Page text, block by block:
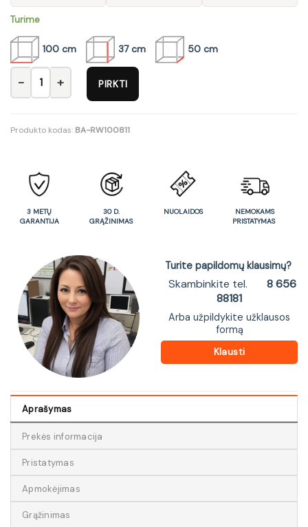
Turime
100 cm 37 cm 50 cm
produkto kiekis: TV staliukas Fever
PIRKTI
Produkto kodas: BA-RW100811
3 METŲ
GARANTIJA
30 D.
GRĄŽINIMAS
NUOLAIDOS
NEMOKAMS
PRISTATYMAS
Turite papildomų klausimų?
Skambinkite tel.
8 656
88181
Arba užpildykite užklausos
formą
Klausti
Aprašymas
Prekės informacija
Pristatymas
Apmokėjimas
Grąžinimas